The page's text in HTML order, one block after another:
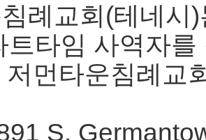
례교회(테네시)
트타임 사역자
저먼타운침례교
S.